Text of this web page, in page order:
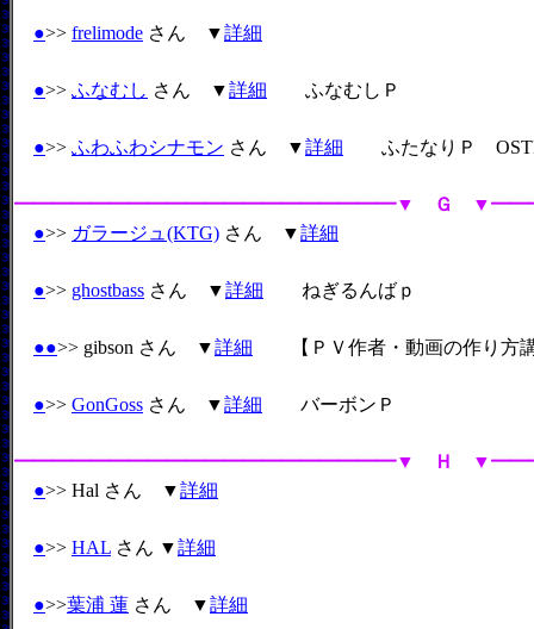
●>> frelimode さん ▼詳細
●>> ふなむし さん ▼詳細 ふなむしＰ
●>> ふわふわシナモン さん ▼詳細 ふたなりＰ
━━━━━━━━━━━━━━━━━━━━▼ Ｇ
●>> ガラージュ(KTG) さん ▼詳細
●>> ghostbass さん ▼詳細 ねぎるんばｐ
●●>> gibson さん ▼詳細 【ＰＶ作者・動画の作り方
●>> GonGoss さん ▼詳細 バーボンＰ
━━━━━━━━━━━━━━━━━━━━▼ Ｈ
●>> Hal さん ▼詳細
●>> HAL さん ▼詳細
●>>葉浦 蓮 さん ▼詳細